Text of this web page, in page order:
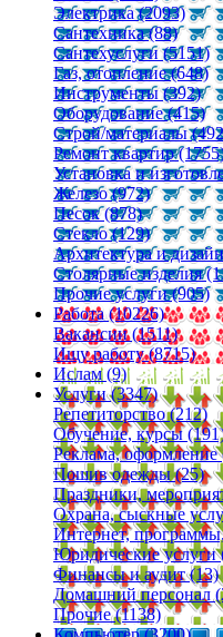
Электрика (2093)
Сантехника (88)
Сантехуслуги (5151)
Газ, отопление (648)
Инструменты (392)
Оборудование (415)
Строй/материалы
Ремонт квартир
Установка и
Железо (972)
Песок (878)
Стекло (129)
Архитектура и
Столярные изделия
Прочие услуги (905)
Работа (10226)
Вакансии (1511)
Ищу работу (8715)
Ислам (9)
Услуги (3347)
Репетиторство (212)
Обучение, курсы
Реклама, оформление
Пошив одежды (25)
Праздники,
Охрана, сыскные
Интернет,
Юридические услуги
Финансы и аудит (13)
Домашний персонал
Прочие (1138)